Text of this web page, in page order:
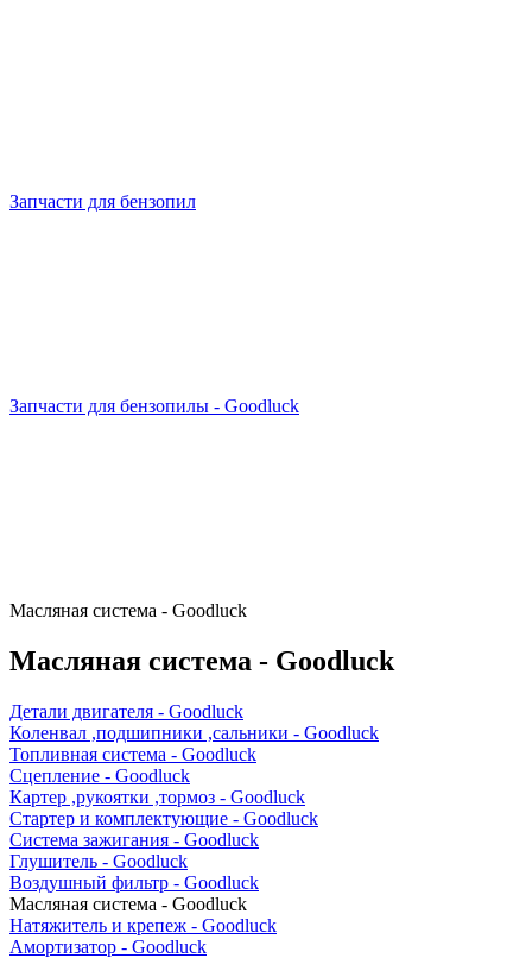
Запчасти для бензопил
Запчасти для бензопилы - Goodluck
Масляная система - Goodluck
Масляная система - Goodluck
Детали двигателя - Goodluck
Коленвал ,подшипники ,сальники - Goodluck
Топливная система - Goodluck
Сцепление - Goodluck
Картер ,рукоятки ,тормоз - Goodluck
Стартер и комплектующие - Goodluck
Система зажигания - Goodluck
Глушитель - Goodluck
Воздушный фильтр - Goodluck
Масляная система - Goodluck
Натяжитель и крепеж - Goodluck
Амортизатор - Goodluck